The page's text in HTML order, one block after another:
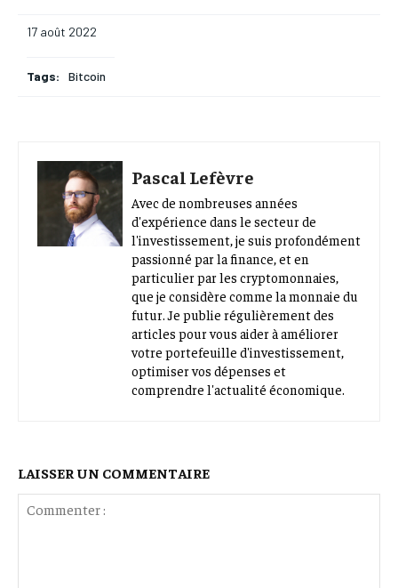
17 août 2022
Tags: Bitcoin
Pascal Lefèvre
Avec de nombreuses années
d'expérience dans le secteur de
l'investissement, je suis profondément
passionné par la finance, et en
particulier par les cryptomonnaies,
que je considère comme la monnaie du
futur. Je publie régulièrement des
articles pour vous aider à améliorer
votre portefeuille d'investissement,
optimiser vos dépenses et
comprendre l'actualité économique.
LAISSER UN COMMENTAIRE